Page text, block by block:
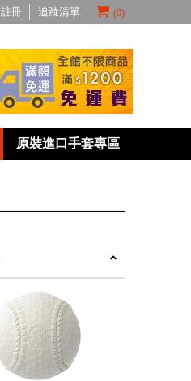
(0)
註冊 追蹤清單
原裝進口手套專區